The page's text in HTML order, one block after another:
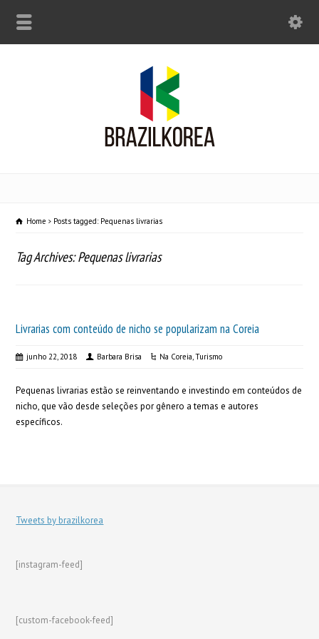
Home Posts tagged: Pequenas livrarias
Tag Archives: Pequenas livrarias
Livrarias com conteúdo de nicho se popularizam na Coreia
junho 22, 2018 Barbara Brisa Na Coreia,Turismo
Pequenas livrarias estão se reinventando e investindo em conteúdos de
nicho, que vão desde seleções por gênero a temas e autores
específicos.
Tweets by brazilkorea
[instagram-feed]
[custom-facebook-feed]